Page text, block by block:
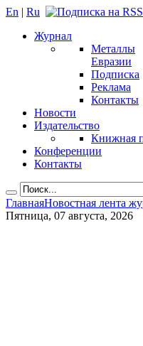
En | Ru
Журнал
Металлы
Евразии
Подписка
Реклама
Контакты
Новости
Издательство
Книжная
Конференции
Контакты
ГлавнаяНовостная лента
Пятница, 07 августа, 2026